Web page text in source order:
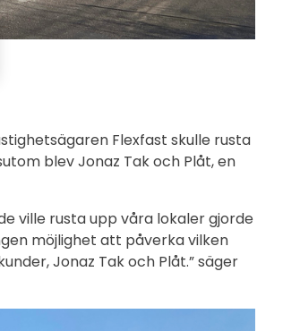
Flexfast skulle rusta
blev Jonaz Tak och Plåt, en
ville rusta upp våra lokaler gjorde
möjlighet att påverka vilken
Jonaz Tak och Plåt.” säger